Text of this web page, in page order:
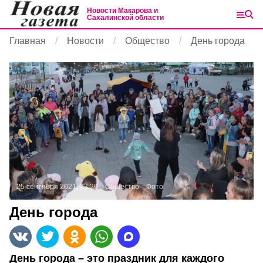
Новости Макарова и
Сахалинской области
Главная Новости Общество День города
25 сентября 2021, 23:29 Общество Фото:
День города
День города – это праздник для каждого